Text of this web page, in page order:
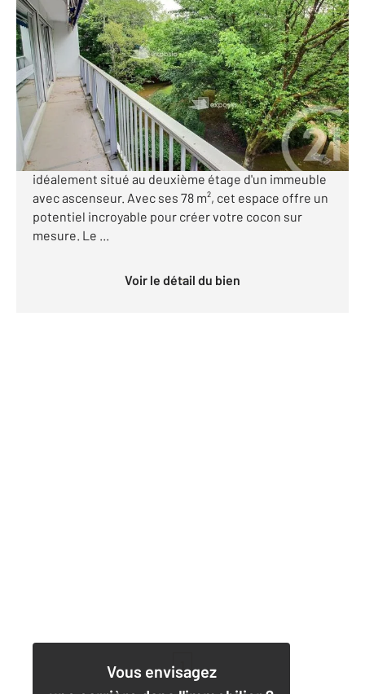
LORMONT 33
77,43 m2, 4 pièces
Ref : 3938
Appartement F3 Bis à vendre
176 850 €
CENTURY 21 AXIMMO vous présente : Découvrez cet
appartement spacieux et lumineux à Lormont,
idéalement situé au deuxième étage d'un immeuble
avec ascenseur. Avec ses 78 m², cet espace offre un
potentiel incroyable pour créer votre cocon sur
mesure. Le ...
Voir le détail du bien
Vous envisagez
1